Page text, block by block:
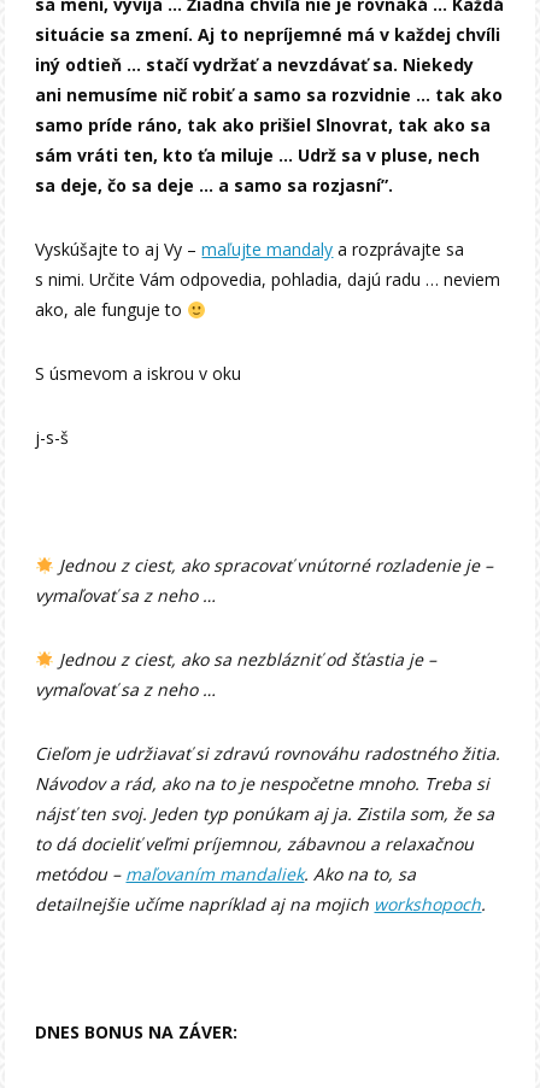
situácie sa zmení. Aj to nepríjemné má v každej chvíli
iný odtieň … stačí vydržať a nevzdávať sa. Niekedy
ani nemusíme nič robiť a samo sa rozvidnie … tak ako
samo príde ráno, tak ako prišiel Slnovrat, tak ako sa
sám vráti ten, kto ťa miluje … Udrž sa v pluse, nech
sa deje, čo sa deje … a samo sa rozjasní”.
Vyskúšajte to aj Vy –maľujte mandaly a rozprávajte sa
s nimi. Určite Vám odpovedia, pohladia, dajú radu … neviem
ako, ale funguje to
S úsmevom a iskrou v oku
j-s-š
Jednou z ciest, ako spracovať vnútorné rozladenie je –
vymaľovať sa z neho …
Jednou z ciest, ako sa nezblázniť od šťastia je –
vymaľovať sa z neho …
Cieľom je udržiavať si zdravú rovnováhu radostného žitia.
Návodov a rád, ako na to je nespočetne mnoho. Treba si
nájsť ten svoj. Jeden typ ponúkam aj ja. Zistila som, že sa
to dá docieliť veľmi príjemnou, zábavnou a relaxačnou
metódou – maľovaním mandaliek. Ako na to, sa
detailnejšie učíme napríklad aj na mojich workshopoch.
DNES BONUS NA ZÁVER: